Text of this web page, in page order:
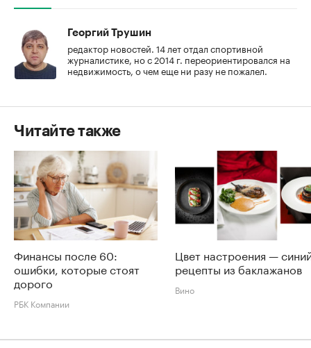
Георгий Трушин
редактор новостей. 14 лет отдал спортивной
журналистике, но с 2014 г. переориентировался на
недвижимость, о чем еще ни разу не пожалел.
Читайте также
Финансы после 60:
ошибки, которые стоят
дорого
РБК Компании
Цвет настроения —
рецепты из баклажанов
Вино